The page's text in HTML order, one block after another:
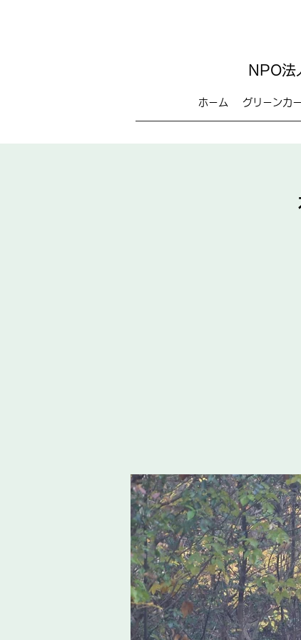
NPO法
ホーム グリーンカ